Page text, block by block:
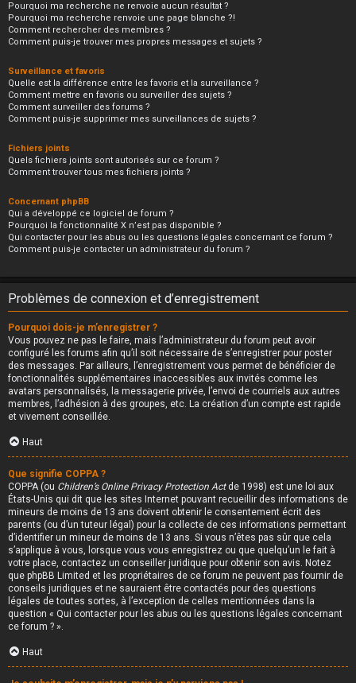
Pourquoi ma recherche ne renvoie aucun résultat ?
Pourquoi ma recherche renvoie une page blanche ?!
Comment rechercher des membres ?
Comment puis-je trouver mes propres messages et sujets ?
Surveillance et favoris
Quelle est la différence entre les favoris et la surveillance ?
Comment mettre en favoris ou surveiller des sujets ?
Comment surveiller des forums ?
Comment puis-je supprimer mes surveillances de sujets ?
Fichiers joints
Quels fichiers joints sont autorisés sur ce forum ?
Comment trouver tous mes fichiers joints ?
Concernant phpBB
Qui a développé ce logiciel de forum ?
Pourquoi la fonctionnalité X n’est pas disponible ?
Qui contacter pour les abus ou les questions légales concernant ce forum ?
Comment puis-je contacter un administrateur du forum ?
Problèmes de connexion et d’enregistrement
Pourquoi dois-je m’enregistrer ?
Vous pouvez ne pas le faire, mais l’administrateur du forum peut avoir
configuré les forums afin qu’il soit nécessaire de s’enregistrer pour poster
des messages. Par ailleurs, l’enregistrement vous permet de bénéficier de
fonctionnalités supplémentaires inaccessibles aux invités comme les
avatars personnalisés, la messagerie privée, l’envoi de courriels aux autres
membres, l’adhésion à des groupes, etc. La création d’un compte est rapide
et vivement conseillée.
Haut
Que signifie COPPA ?
COPPA (ou Children’s Online Privacy Protection Actde 1998) est une loi aux
États-Unis qui dit que les sites Internet pouvant recueillir des informations de
mineurs de moins de 13 ans doivent obtenir le consentement écrit des
parents (ou d’un tuteur légal) pour la collecte de ces informations permettant
d’identifier un mineur de moins de 13 ans. Si vous n’êtes pas sûr que cela
s’applique à vous, lorsque vous vous enregistrez ou que quelqu’un le fait à
votre place, contactez un conseiller juridique pour obtenir son avis. Notez
que phpBB Limited et les propriétaires de ce forum ne peuvent pas fournir de
conseils juridiques et ne sauraient être contactés pour des questions
légales de toutes sortes, à l’exception de celles mentionnées dans la
question « Qui contacter pour les abus ou les questions légales concernant
ce forum ? ».
Haut